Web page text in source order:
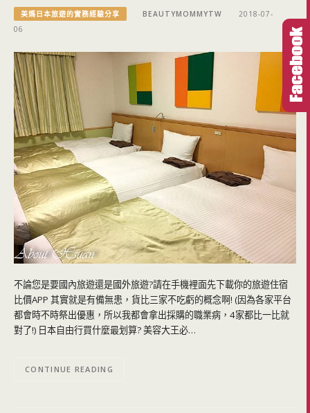
美媽日本旅遊的實務經驗分享 BEAUTYMOMMYTW
2018-07-
06
不論您是要國內旅遊還是國外旅遊?請在手機裡面先下載你的旅遊住宿
比價APP 其實就是有備無患，貨比三家不吃虧的概念啊! (因為各家平台
都會時不時祭出優惠，所以我都會拿出採購的職業病，4家都比一比就
對了!) 日本自由行買什麼最划算? 美容大王必…
CONTINUE READING